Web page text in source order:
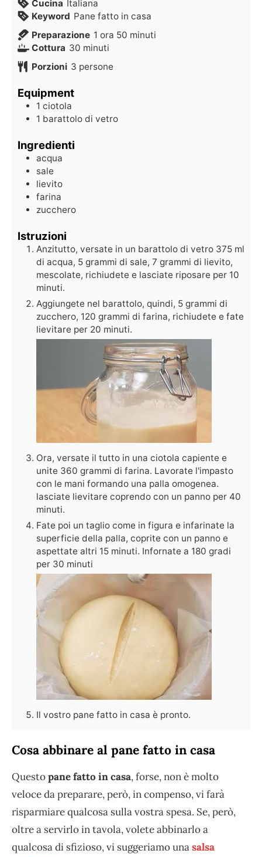
Cucina Italiana
Keyword Pane fatto in casa
Preparazione 1 ora 50 minuti
Cottura 30 minuti
Porzioni 3 persone
Equipment
1 ciotola
1 barattolo di vetro
Ingredienti
acqua
sale
lievito
farina
zucchero
Istruzioni
Anzitutto, versate in un barattolo di vetro 375 ml
di acqua, 5 grammi di sale, 7 grammi di lievito,
mescolate, richiudete e lasciate riposare per 10
minuti.
Aggiungete nel barattolo, quindi, 5 grammi di
zucchero, 120 grammi di farina, richiudete e fate
lievitare per 20 minuti.
Ora, versate il tutto in una ciotola capiente e
unite 360 grammi di farina. Lavorate l'impasto
con le mani formando una palla omogenea.
lasciate lievitare coprendo con un panno per 40
minuti.
Fate poi un taglio come in figura e infarinate la
superficie della palla, coprite con un panno e
aspettate altri 15 minuti. Infornate a 180 gradi
per 30 minuti
Il vostro pane fatto in casa è pronto.
Cosa abbinare al pane fatto in casa
Questopane fatto in casa, forse, non è molto
veloce da preparare, però, in compenso, vi farà
risparmiare qualcosa sulla vostra spesa. Se, però,
oltre a servirlo in tavola, volete abbinarlo a
qualcosa di sfizioso, vi suggeriamo unasalsa